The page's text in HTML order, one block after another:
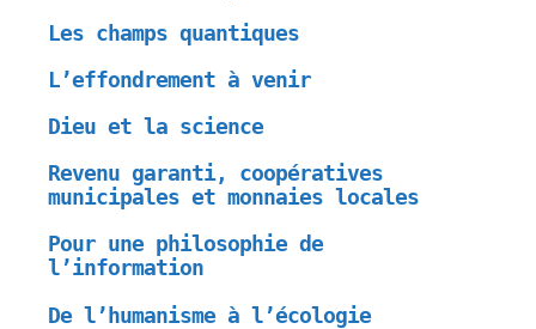
Les champs quantiques
L’effondrement à venir
Dieu et la science
Revenu garanti, coopératives
municipales et monnaies locales
Pour une philosophie de
l’information
De l’humanisme à l’écologie